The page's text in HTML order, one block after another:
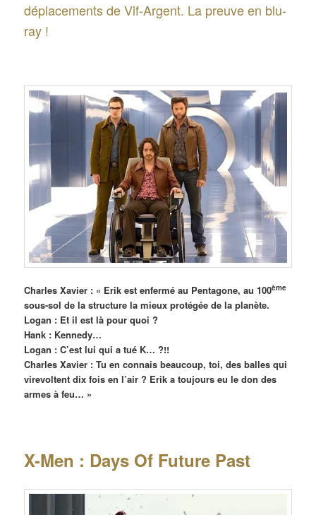
déplacements de Vif-Argent. La preuve en blu-
ray !
Charles Xavier : « Erik est enfermé au Pentagone, au 100ème
sous-sol de la structure la mieux protégée de la planète.
Logan : Et il est là pour quoi ?
Hank : Kennedy…
Logan : C’est lui qui a tué K… ?!!
Charles Xavier : Tu en connais beaucoup, toi, des balles qui
virevoltent dix fois en l’air ? Erik a toujours eu le don des
armes à feu… »
X-Men : Days Of Future Past